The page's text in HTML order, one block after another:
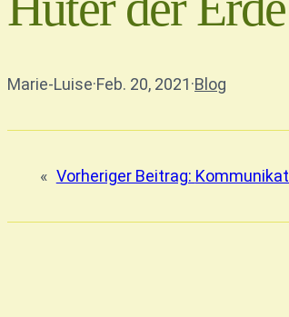
Marie-Luise·Feb. 20, 2021·Blog
« Vorheriger Beitrag: